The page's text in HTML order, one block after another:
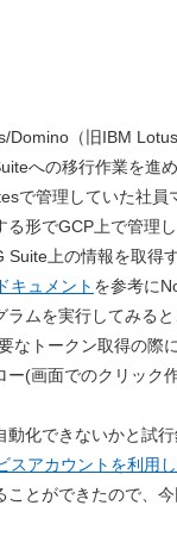
Domino（旧IBM
への移行作業を進
で管理していた社員
る形でGCP上で管理
Suite上の情報を取得
キュメント を参考に
ラムを実行してみる
なトークン取得の際
ー(画面でのクリック
動化できないかと試
スアカウントを利用
ことができたので、